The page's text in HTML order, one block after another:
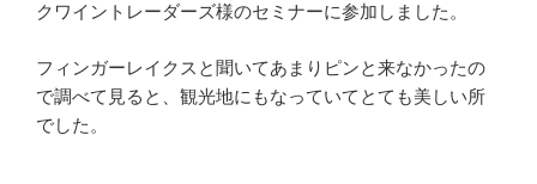
クワイントレーダーズ様のセミナーに参加しました。
フィンガーレイクスと聞いてあまりピンと来なかったの
で調べて見ると、観光地にもなっていてとても美しい所
でした。